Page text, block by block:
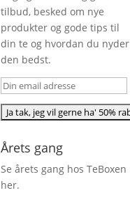
tilbud, besked om nye
produkter og gode tips til
din te og hvordan du nyder
den bedst.
Årets gang
Se årets gang hos TeBoxen
her.